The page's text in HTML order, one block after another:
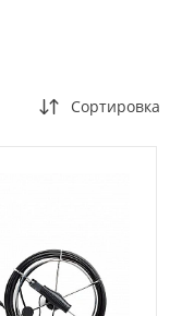
Сортировка